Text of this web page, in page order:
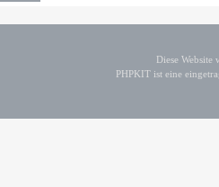
Diese
PHPKIT ist eine